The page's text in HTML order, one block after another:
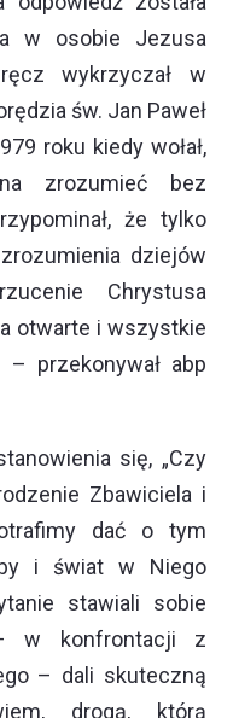
w osobie Jezusa
wykrzyczał w
św. Jan Paweł
roku kiedy wołał,
zrozumieć bez
że tylko
dziejów
Chrystusa
otwarte i wszystkie
– przekonywał abp
się, „Czy
Zbawiciela i
dać o tym
i świat w Niego
stawiali sobie
w konfrontacji z
– dali skuteczną
drogą, którą